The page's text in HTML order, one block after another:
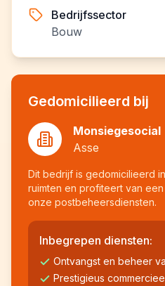
Bedrijfssector
Bouw
Gedomicilieerd bij
Monsiegesocial
Asse
Dit bedrijf is gedomicilieerd
ruimten en profiteert van
onze postbeheersdiensten.
Inbegrepen diensten:
Ontvangst en beheer
Prestigieus